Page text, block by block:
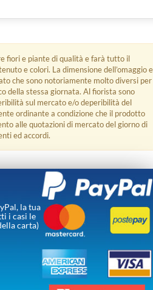
fiori e piante di qualità e farà tutto il
e colori. La dimensione dell’omaggio e
che sono notoriamente molto diversi per
della stessa giornata. Al fiorista sono
sul mercato e/o deperibilità del
ordinante a condizione che il prodotto
alle quotazioni di mercato del giorno di
ed accordi.
la tua
i casi le
carta)